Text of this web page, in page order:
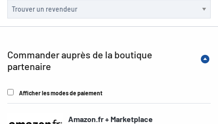
Commander auprès de la boutique
partenaire
Afficher les modes de paiement
Amazon.fr + Marketplace